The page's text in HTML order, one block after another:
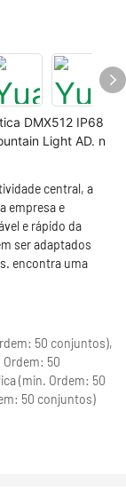
DMX512 IP68
Light AD. n
central, a
empresa e
e rápido da
ser adaptados
encontra uma
50 conjuntos),
Ordem: 50
(min. Ordem: 50
50 conjuntos)